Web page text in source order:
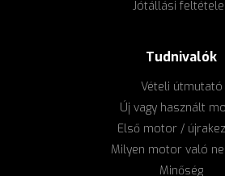
Jótállási
Tudnivalók
Vételi útmutató
Új vagy használt
Első motor /
Milyen motor való
Minőség